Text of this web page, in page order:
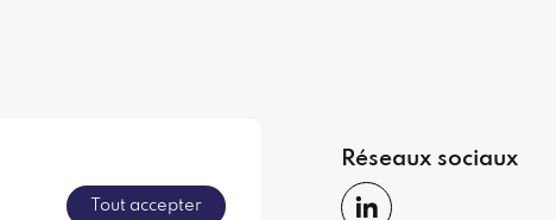
Réseaux sociaux
Tout accepter